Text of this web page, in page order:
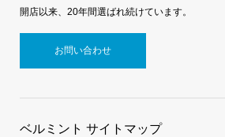
開店以来、20年間選ばれ続けています。
お問い合わせ
ベルミント サイトマップ